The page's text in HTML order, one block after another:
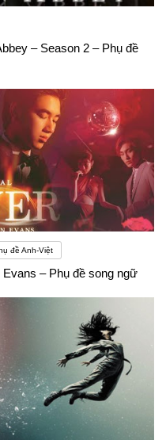
– Season 2 – Phụ đề
đề Anh-Việt
– Phụ đề song ngữ